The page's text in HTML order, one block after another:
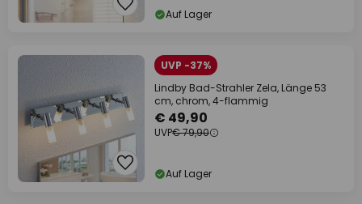
Auf Lager
UVP -37%
Lindby Bad-Strahler Zela, Länge 53
cm, chrom, 4-flammig
€ 49,90
UVP€ 79,90
Auf Lager